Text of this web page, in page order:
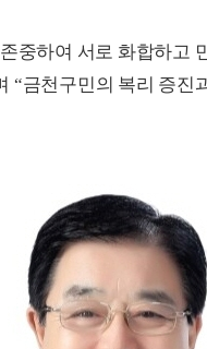
중하여 서로 화합하고
“금천구민의 복리 증진